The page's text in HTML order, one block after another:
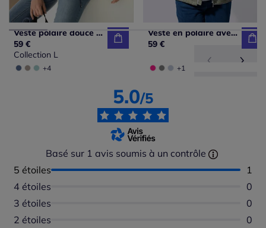
Veste polaire douce avec col transformable et poches zippées
59 €
Collection L
+4
Veste en polaire avec col montant et rayures sportives
59 €
+1
5.0/5
Basé sur 1 avis soumis à un contrôle
5 étoiles
1
4 étoiles
0
3 étoiles
0
2 étoiles
0